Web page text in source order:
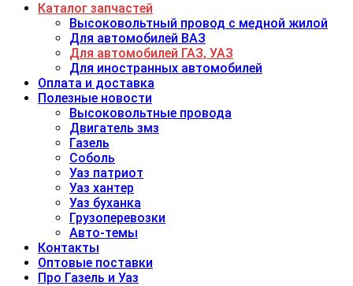
Каталог запчастей
Высоковольтный провод с медной жилой
Для автомобилей ВАЗ
Для автомобилей ГАЗ, УАЗ
Для иностранных автомобилей
Оплата и доставка
Полезные новости
Высоковольтные провода
Двигатель змз
Газель
Соболь
Уаз патриот
Уаз хантер
Уаз буханка
Грузоперевозки
Авто-темы
Контакты
Оптовые поставки
Про Газель и Уаз